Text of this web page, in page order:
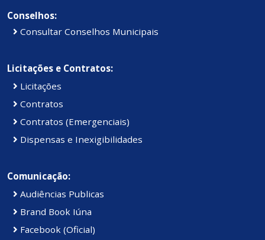
Conselhos:
Consultar Conselhos Municipais
Licitações e Contratos:
Licitações
Contratos
Contratos (Emergenciais)
Dispensas e Inexigibilidades
Comunicação:
Audiências Publicas
Brand Book Iúna
Facebook (Oficial)